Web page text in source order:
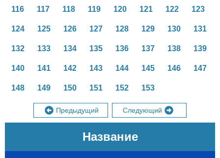
116 117 118 119 120 121 122 123
124 125 126 127 128 129 130 131
132 133 134 135 136 137 138 139
140 141 142 143 144 145 146 147
148 149 150 151 152 153
Предыдущий Следующий
Название